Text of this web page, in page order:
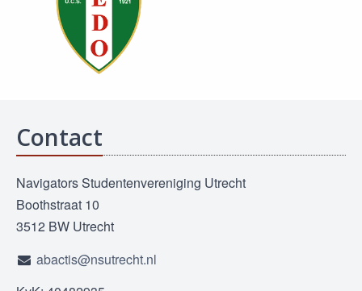
Contact
Navigators Studentenvereniging Utrecht
Boothstraat 10
3512 BW Utrecht
abactis@nsutrecht.nl